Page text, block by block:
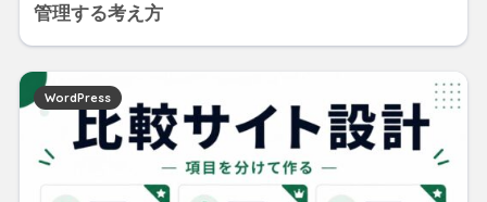
管理する考え方
WordPress